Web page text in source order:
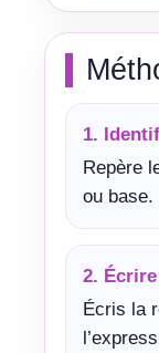
1.
Repère
ou base.
2. Écrire
Écris la